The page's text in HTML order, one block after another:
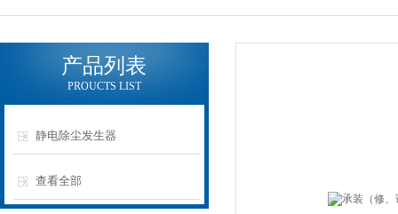
产品列表
PROUCTS LIST
静电除尘发生器
查看全部